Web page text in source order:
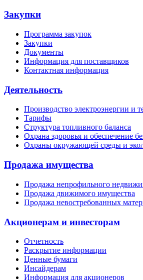
Закупки
Программа закупок
Закупки
Документы
Информация для поставщиков
Контактная информация
Деятельность
Производство электроэнергии и
Тарифы
Структура топливного баланса
Охрана здоровья и обеспечение
Охраны окружающей среды и
Продажа имущества
Продажа непрофильного
Продажа движимого имущества
Продажа невостребованных
Акционерам и инвесторам
Отчетность
Раскрытие информации
Ценные бумаги
Инсайдерам
Информация для акционеров